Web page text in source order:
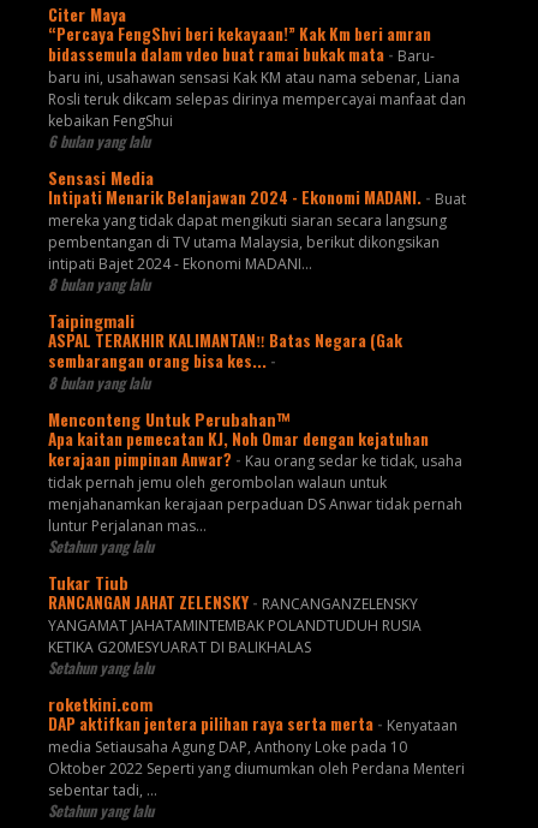
Citer Maya
“Percaya FengShvi beri kekayaan!” Kak Km beri amran
bidassemula dalam vdeo buat ramai bukak mata - Baru-
baru ini, usahawan sensasi Kak KM atau nama sebenar, Liana
Rosli teruk dikcam selepas dirinya mempercayai manfaat dan
kebaikan FengShui
6 bulan yang lalu
Sensasi Media
Intipati Menarik Belanjawan 2024 - Ekonomi MADANI. - Buat
mereka yang tidak dapat mengikuti siaran secara langsung
pembentangan di TV utama Malaysia, berikut dikongsikan
intipati Bajet 2024 - Ekonomi MADANI...
8 bulan yang lalu
Taipingmali
ASPAL TERAKHIR KALIMANTAN‼️ Batas Negara (Gak
sembarangan orang bisa kes... -
8 bulan yang lalu
Menconteng Untuk Perubahan™
Apa kaitan pemecatan KJ, Noh Omar dengan kejatuhan
kerajaan pimpinan Anwar? - Kau orang sedar ke tidak, usaha
tidak pernah jemu oleh gerombolan walaun untuk
menjahanamkan kerajaan perpaduan DS Anwar tidak pernah
luntur Perjalanan mas...
Setahun yang lalu
Tukar Tiub
RANCANGAN JAHAT ZELENSKY - RANCANGANZELENSKY
YANGAMAT JAHATAMINTEMBAK POLANDTUDUH RUSIA
KETIKA G20MESYUARAT DI BALIKHALAS
Setahun yang lalu
roketkini.com
DAP aktifkan jentera pilihan raya serta merta - Kenyataan
media Setiausaha Agung DAP, Anthony Loke pada 10
Oktober 2022 Seperti yang diumumkan oleh Perdana Menteri
sebentar tadi, …
Setahun yang lalu